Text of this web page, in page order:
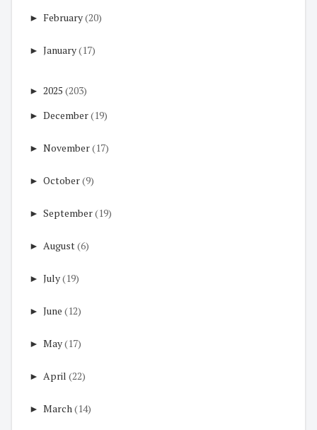
► February(20)
► January(17)
► 2025 (203)
► December(19)
► November(17)
► October(9)
► September(19)
► August(6)
► July(19)
► June (12)
► May(17)
► April (22)
► March(14)